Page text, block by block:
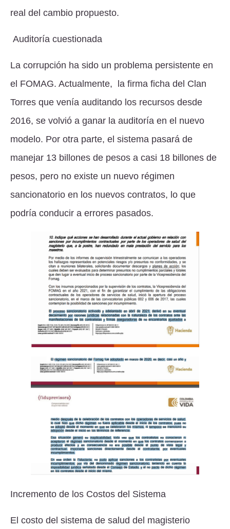
real del cambio propuesto.
Auditoría cuestionada
La corrupción ha sido un problema persistente en
el FOMAG. Actualmente, la firma ficha del Clan
Torres que venía auditando los recursos desde
2016, se volvió a ganar la auditoría en el nuevo
modelo. Por otra parte, el sistema pasará de
manejar 13 billones de pesos a casi 18 billones de
pesos, pero no existe un nuevo régimen
sancionatorio en los nuevos contratos, lo que
podría conducir a errores pasados.
Incremento de los Costos del Sistema
El costo del sistema de salud del magisterio